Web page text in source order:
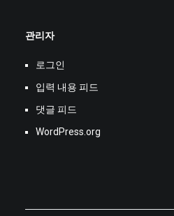
관리자
로그인
입력 내용 피드
댓글 피드
WordPress.org